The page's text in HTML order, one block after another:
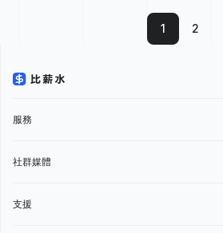
1 2
服務
社群媒體
支援